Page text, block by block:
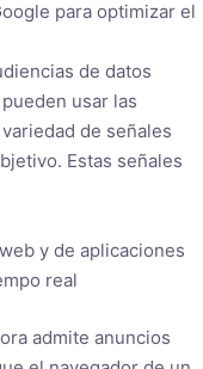
para optimizar el
de datos
usar las
de señales
Estas señales
y de aplicaciones
real
admite anuncios